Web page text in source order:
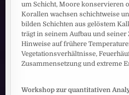
um Schicht, Moore konservieren
Korallen wachsen schichtweise
bilden Schichten aus gelöstem
trägt in seinem Aufbau und seiner
Hinweise auf frühere
Vegetationsverhältnisse,
Zusammensetzung und extreme
Workshop zur quantitativen